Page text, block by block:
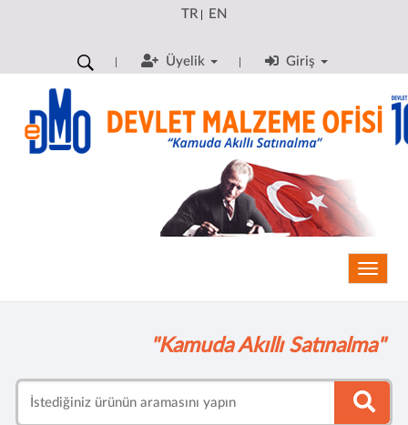
TR| EN
Üyelik Giriş
"Kamuda Akıllı Satınalma"